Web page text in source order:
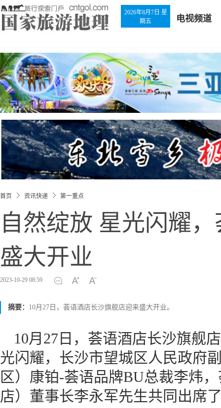
2026年8月7日 星
期五
电视频道
首页 资讯快递 第一重点
自然绽放 星光闪耀
盛大开业
2023-10-29 08:59
摘要： 10月27日，荟语酒店长沙旗舰店迎来盛大开业。
10月27日，荟语酒店长沙旗舰
光闪耀，长沙市望城区人民政府
区）康铂-荟语品牌BU总裁李炜
店）董事长李永军先生共同出席